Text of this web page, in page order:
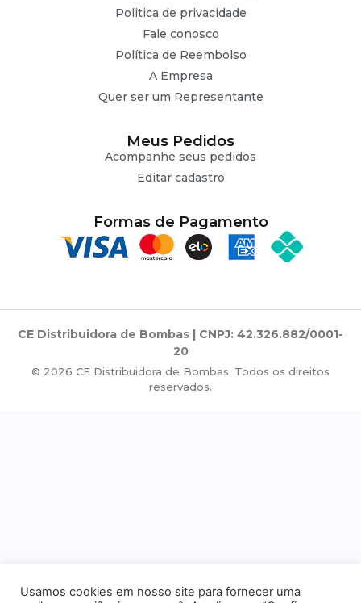
Politica de privacidade
Fale conosco
Política de Reembolso
A Empresa
Quer ser um Representante
Meus Pedidos
Acompanhe seus pedidos
Editar cadastro
Formas de Pagamento
CE Distribuidora de Bombas | CNPJ: 42.326.882/0001-
20
© 2026 CE Distribuidora de Bombas. Todos os direitos
reservados.
Usamos cookies em nosso site para fornecer uma